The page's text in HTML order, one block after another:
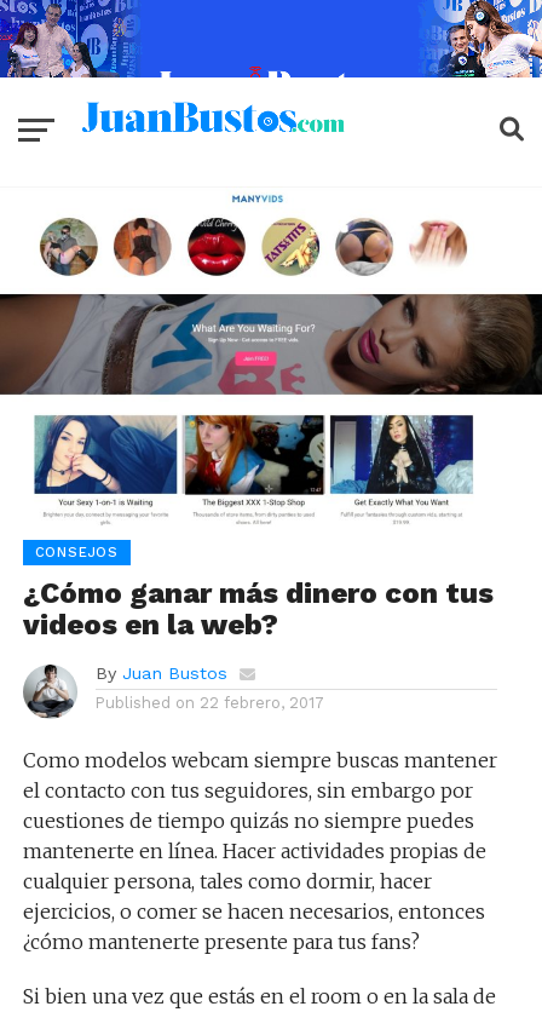
CONSEJOS
¿Cómo ganar más dinero con tus
videos en la web?
By Juan Bustos
Published on 22 febrero, 2017
Como modelos webcam siempre buscas mantener
el contacto con tus seguidores, sin embargo por
cuestiones de tiempo quizás no siempre puedes
mantenerte en línea. Hacer actividades propias de
cualquier persona, tales como dormir, hacer
ejercicios, o comer se hacen necesarios, entonces
¿cómo mantenerte presente para tus fans?
Si bien una vez que estás en el room o en la sala de